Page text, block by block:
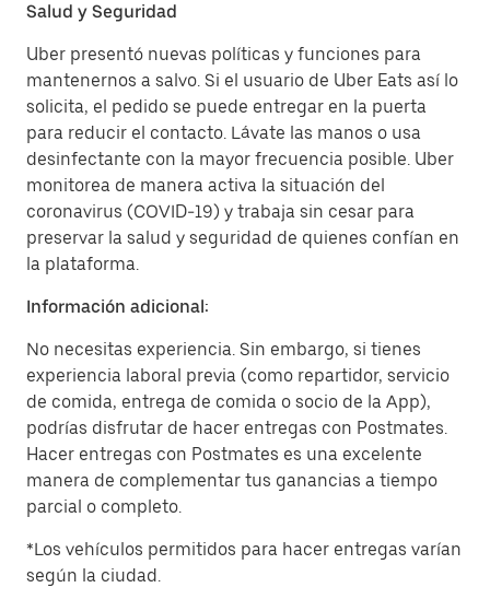
Salud y Seguridad
Uber presentó nuevas políticas y funciones para
mantenernos a salvo. Si el usuario de Uber Eats así lo
solicita, el pedido se puede entregar en la puerta
para reducir el contacto. Lávate las manos o usa
desinfectante con la mayor frecuencia posible. Uber
monitorea de manera activa la situación del
coronavirus (COVID-19) y trabaja sin cesar para
preservar la salud y seguridad de quienes confían en
la plataforma.
Información adicional:
No necesitas experiencia. Sin embargo, si tienes
experiencia laboral previa (como repartidor, servicio
de comida, entrega de comida o socio de la App),
podrías disfrutar de hacer entregas con Postmates.
Hacer entregas con Postmates es una excelente
manera de complementar tus ganancias a tiempo
parcial o completo.
*Los vehículos permitidos para hacer entregas varían
según la ciudad.